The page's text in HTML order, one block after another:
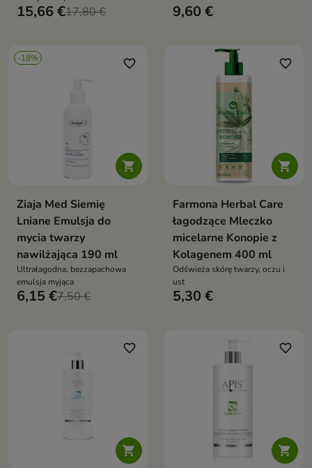
15,66 €17,80 € 9,60 €
-18%

favorite_border
Ziaja Med Siemię
Lniane Emulsja do
mycia twarzy
nawilżająca 190 ml
Ultrałagodna, bezzapachowa
emulsja myjąca
6,15 €7,50 €

favorite_border
Farmona Herbal Care
łagodzące Mleczko
micelarne Konopie z
Kolagenem 400 ml
Odświeża skórę twarzy, oczu i
ust
5,30 €

favorite_border

favorite_border